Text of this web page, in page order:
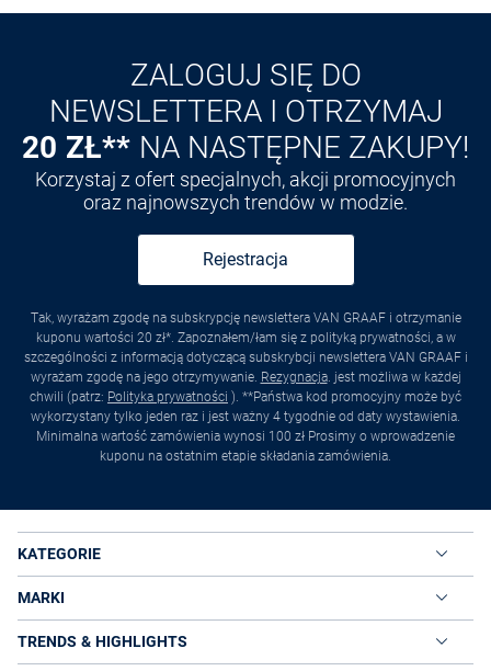
Odkryj aplikację VANGRAAF
ZALOGUJ SIĘ DO
NEWSLETTERA I OTRZYMAJ
20 ZŁ** NA NASTĘPNE ZAKUPY!
Korzystaj z ofert specjalnych, akcji promocyjnych
oraz najnowszych trendów w modzie.
Rejestracja
Tak, wyrażam zgodę na subskrypcję newslettera VAN GRAAF i otrzymanie
kuponu wartości 20 zł*. Zapoznałem/łam się z polityką prywatności, a w
szczególności z informacją dotyczącą subskrybcji newslettera VAN GRAAF i
wyrażam zgodę na jego otrzymywanie. Rezygnacja. jest możliwa w każdej
chwili (patrz: Polityka prywatności ). **Państwa kod promocyjny może być
wykorzystany tylko jeden raz i jest ważny 4 tygodnie od daty wystawienia.
Minimalna wartość zamówienia wynosi 100 zł Prosimy o wprowadzenie
kuponu na ostatnim etapie składania zamówienia.
KATEGORIE
MARKI
TRENDS & HIGHLIGHTS